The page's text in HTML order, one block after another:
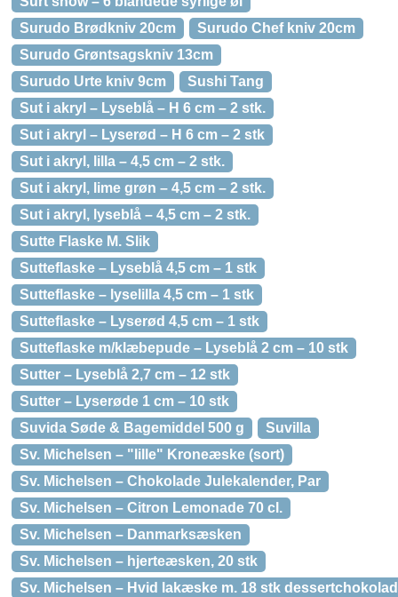
Surudo Brødkniv 20cm
Surudo Chef kniv 20cm
Surudo Grøntsagskniv 13cm
Surudo Urte kniv 9cm
Sushi Tang
Sut i akryl – Lyseblå – H 6 cm – 2 stk.
Sut i akryl – Lyserød – H 6 cm – 2 stk
Sut i akryl, lilla – 4,5 cm – 2 stk.
Sut i akryl, lime grøn – 4,5 cm – 2 stk.
Sut i akryl, lyseblå – 4,5 cm – 2 stk.
Sutte Flaske M. Slik
Sutteflaske – Lyseblå 4,5 cm – 1 stk
Sutteflaske – lyselilla 4,5 cm – 1 stk
Sutteflaske – Lyserød 4,5 cm – 1 stk
Sutteflaske m/klæbepude – Lyseblå 2 cm – 10 stk
Sutter – Lyseblå 2,7 cm – 12 stk
Sutter – Lyserøde 1 cm – 10 stk
Suvida Søde & Bagemiddel 500 g
Suvilla
Sv. Michelsen – "lille" Kroneæske (sort)
Sv. Michelsen – Chokolade Julekalender, Par
Sv. Michelsen – Citron Lemonade 70 cl.
Sv. Michelsen – Danmarksæsken
Sv. Michelsen – hjerteæsken, 20 stk
Sv. Michelsen – Hvid lakæske m. 18 stk